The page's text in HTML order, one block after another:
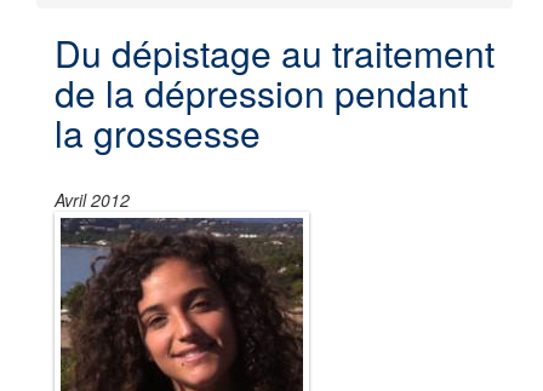
Du dépistage au traitement
de la dépression pendant
la grossesse
Avril 2012